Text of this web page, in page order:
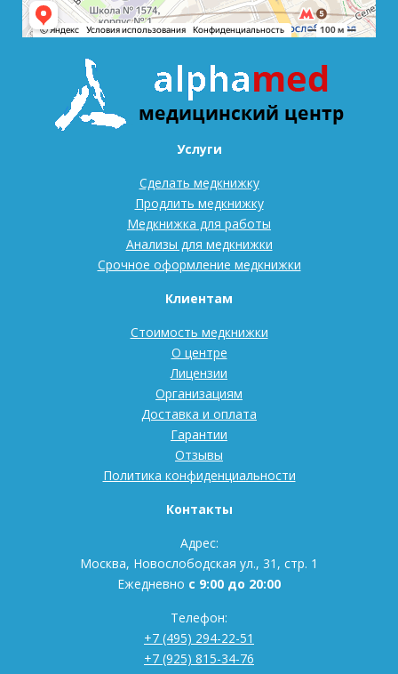
Услуги
Сделать медкнижку
Продлить медкнижку
Медкнижка для работы
Анализы для медкнижки
Срочное оформление медкнижки
Клиентам
Стоимость медкнижки
О центре
Лицензии
Организациям
Доставка и оплата
Гарантии
Отзывы
Политика конфиденциальности
Контакты
Адрес:
Москва, Новослободская ул., 31, стр. 1
Ежедневно с 9:00 до 20:00
Телефон:
+7 (495) 294-22-51
+7 (925) 815-34-76